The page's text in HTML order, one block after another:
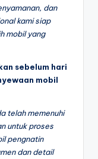
dan
kami siap
mobil yang
sebelum hari
mobil
telah memenuhi
untuk proses
pengnatin
dan detail